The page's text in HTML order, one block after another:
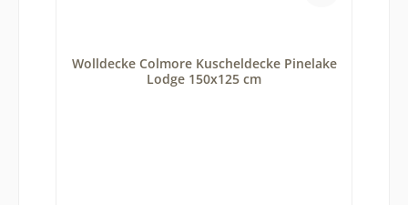
Wolldecke Colmore Kuscheldecke Pinelake
Lodge 150x125 cm